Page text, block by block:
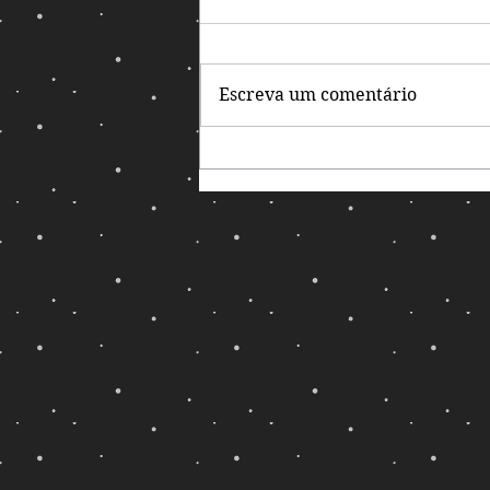
Emergência Médica de
Khitomer
Escreva um comentário